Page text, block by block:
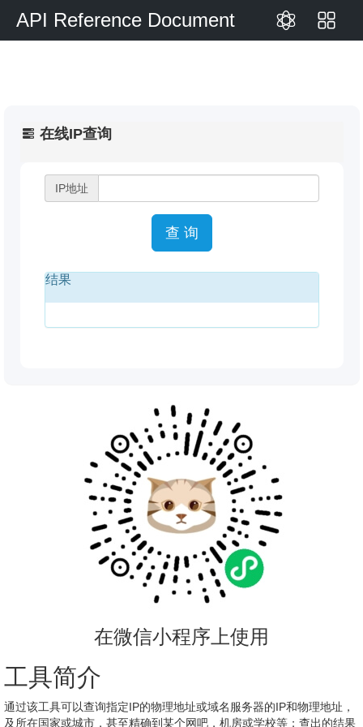
API Reference Document
在线IP查询
IP地址
查 询
结果
在微信小程序上使用
工具简介
通过该工具可以查询指定IP的物理地址或域名服务器的IP和物理地址，
及所在国家或城市，甚至精确到某个网吧，机房或学校等；查出的结果